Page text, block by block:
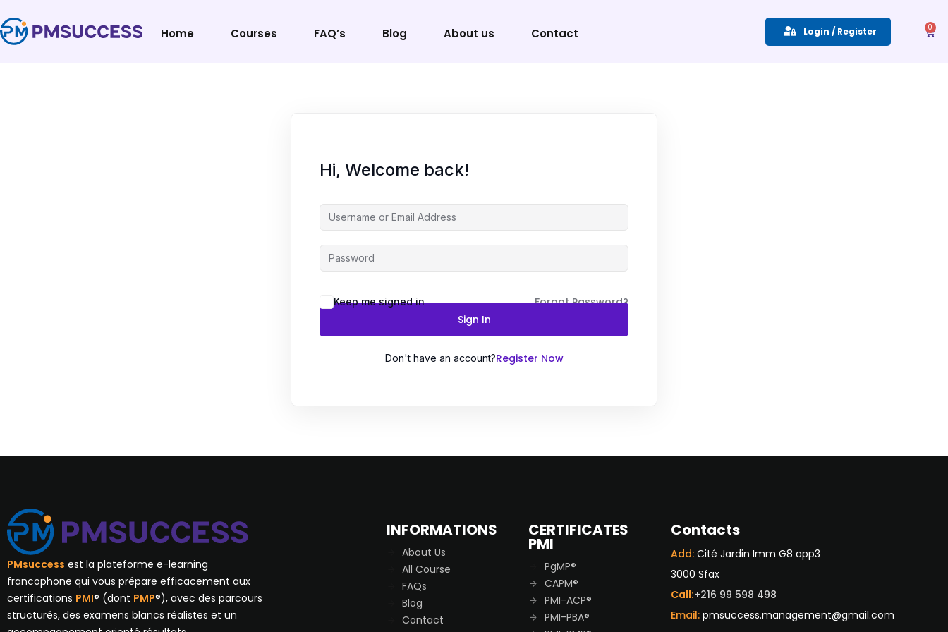
Home Courses FAQ’s Blog About us Contact Login / Register 0
Hi, Welcome back!
Keep me signed in
Forgot Password?
Sign In
Don't have an account?Register Now
PMsuccess est la plateforme e-learning
francophone qui vous prépare efficacement aux
certifications PMI® (dont PMP®), avec des parcours
structurés, des examens blancs réalistes et un
INFORMATIONS
About Us
All Course
FAQs
Blog
Contact
CERTIFICATES
PMI
PgMP®
CAPM®
PMI-ACP®
PMI-PBA®
Contacts
Add:Cité Jardin Imm G8 app3
3000 Sfax
Call:+216 99 598 498
Email: pmsuccess.management@gmail.com
Sign in
Don’t have an account?Sign up
Remember me Lost your password?